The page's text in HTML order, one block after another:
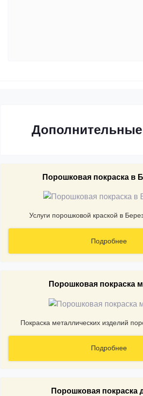
Дополнительные
Порошковая покраска в
Услуги порошковой краской в
Подробнее
Порошковая покраска
Покраска металлических изделий
Подробнее
Порошковая покраска